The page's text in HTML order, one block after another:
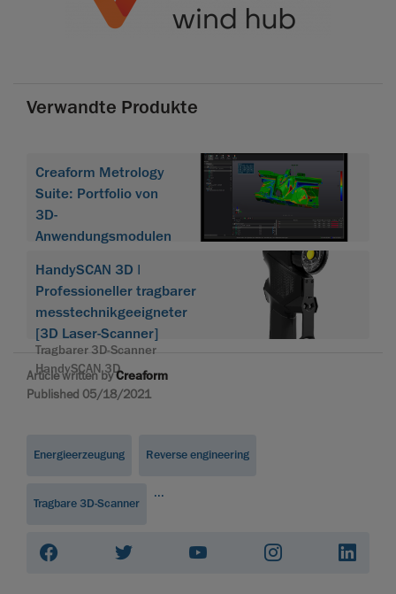
Verwandte Produkte
Creaform Metrology
Suite: Portfolio von
3D-
Anwendungsmodulen
HandySCAN 3D |
Professioneller tragbarer
messtechnikgeeigneter
[3D Laser-Scanner]
Tragbarer 3D-Scanner
HandySCAN 3D
Article written byCreaform
Published 05/18/2021
Energieerzeugung Reverse engineering
Tragbare 3D-Scanner
...